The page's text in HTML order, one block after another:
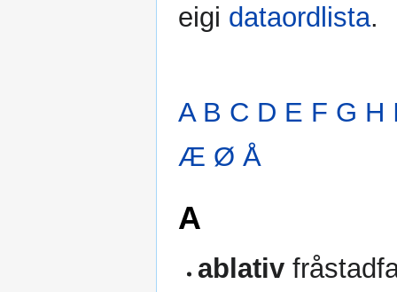
eigi dataordlista.
A B C D E F G H
Æ Ø Å
A
ablativ